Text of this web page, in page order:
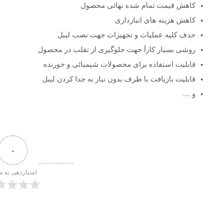
کاهش قیمت تمام شده نهائی محصول
کاهش هزینه های انبارداری
حذف کلیه عملیات و تجهیزات جهت نصب لیبل
روشی بسیار کارآ جهت جلوگیری از تقلب در محصول
قابلیت استفاده برای محصولات شیمیائی و خورنده
قابلیت بازیافت با ظرف بدون نیاز به جدا کردن لیبل
و …
۰
امتیازدهی به